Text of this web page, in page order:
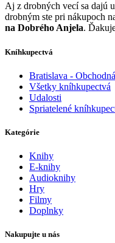
Aj z drobných vecí sa dajú
drobným ste pri nákupoch
na Dobrého Anjela.
Kníhkupectvá
Bratislava - Obchodná
Všetky kníhkupectvá
Udalosti
Spriatelené
Kategórie
Knihy
E-knihy
Audioknihy
Hry
Filmy
Doplnky
Nakupujte u nás